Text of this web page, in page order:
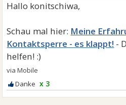
Meine
Kontaktsperre - es klappt!
x 3